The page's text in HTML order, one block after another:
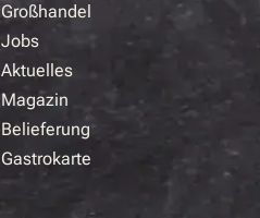
Großhandel
Jobs
Aktuelles
Magazin
Belieferung
Gastrokarte